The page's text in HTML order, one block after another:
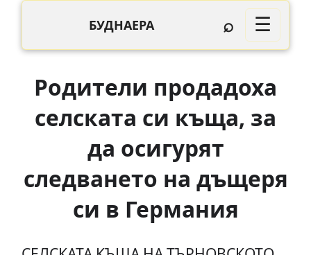
БУДНАЕРА ⌕ ☰
Родители продадоха
селската си къща, за
да осигурят
следването на дъщеря
си в Германия